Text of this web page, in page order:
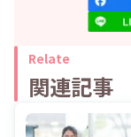
Relate
関連記事